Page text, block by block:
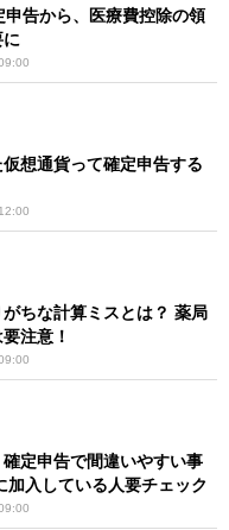
申告から、医療費控除の領
想通貨って確定申告する
ちな計算ミスとは？ 薬局
注意！
定申告で間違いやすい事
加入している人要チェック